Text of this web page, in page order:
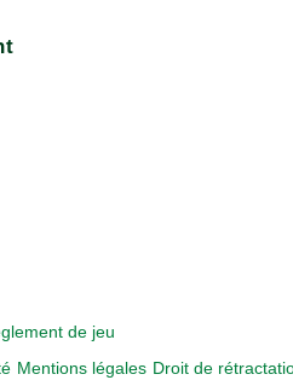
de jeu
Mentions légales Droit de